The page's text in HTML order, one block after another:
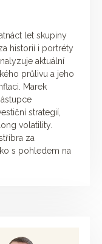
let skupiny
historií i portréty
aktuální
průlivu a jeho
Marek
strategií,
volatility.
za
s pohledem na